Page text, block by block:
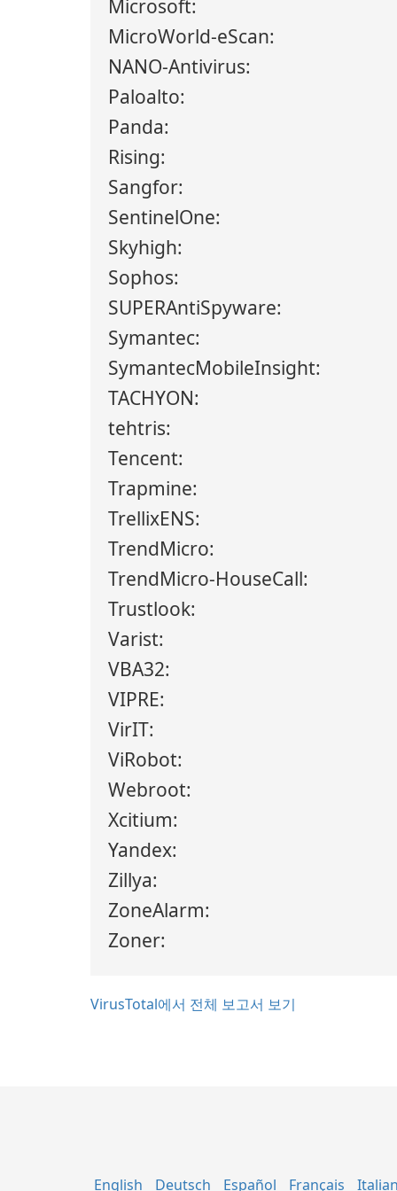
Microsoft:
MicroWorld-eScan:
NANO-Antivirus:
Paloalto:
Panda:
Rising:
Sangfor:
SentinelOne:
Skyhigh:
Sophos:
SUPERAntiSpyware:
Symantec:
SymantecMobileInsight:
TACHYON:
tehtris:
Tencent:
Trapmine:
TrellixENS:
TrendMicro:
TrendMicro-HouseCall:
Trustlook:
Varist:
VBA32:
VIPRE:
VirIT:
ViRobot:
Webroot:
Xcitium:
Yandex:
Zillya:
ZoneAlarm:
Zoner:
VirusTotal에서 전체 보고서 보기
English Deutsch Español Français